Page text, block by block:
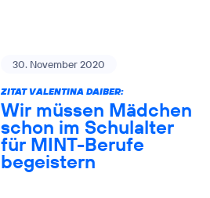
30. November 2020
ZITAT VALENTINA DAIBER:
Wir müssen Mädchen
schon im Schulalter
für MINT-Berufe
begeistern